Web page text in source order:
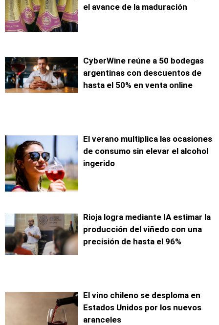
el avance de la maduración
CyberWine reúne a 50 bodegas
argentinas con descuentos de
hasta el 50% en venta online
El verano multiplica las ocasiones
de consumo sin elevar el alcohol
ingerido
Rioja logra mediante IA estimar la
producción del viñedo con una
precisión de hasta el 96%
El vino chileno se desploma en
Estados Unidos por los nuevos
aranceles